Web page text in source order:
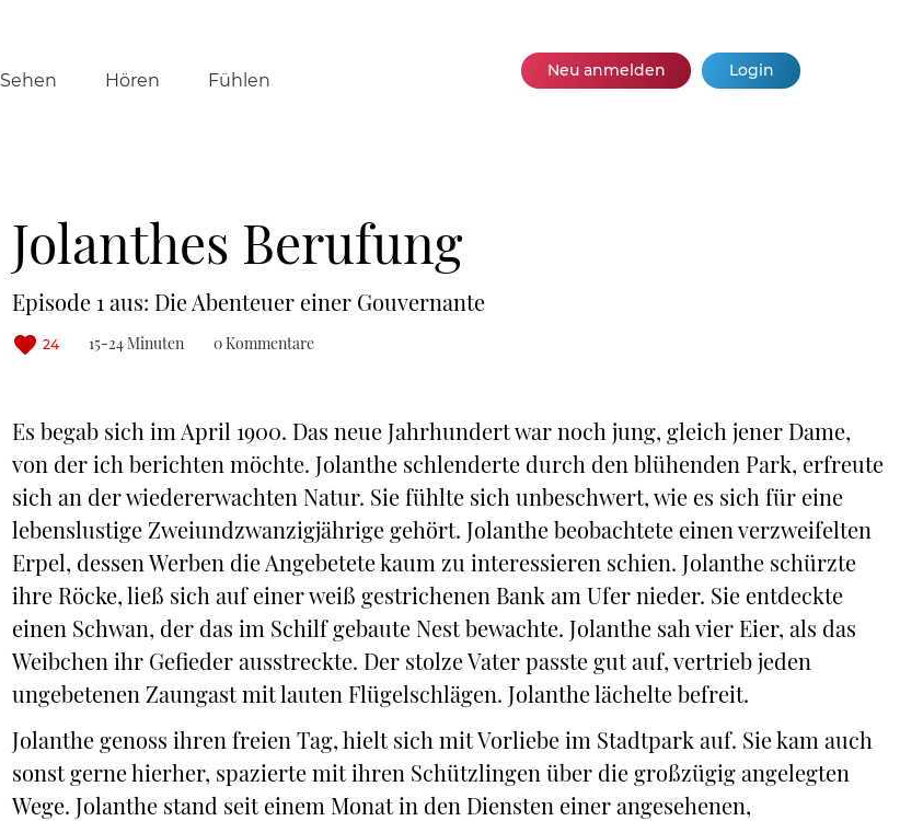
Sehen Hören Fühlen Neu anmelden Login
Jolanthes Berufung
Episode 1 aus: Die Abenteuer einer Gouvernante
24 15-24 Minuten 0 Kommentare
Es begab sich im April 1900. Das neue Jahrhundert war noch jung, gleich jener Dame,
von der ich berichten möchte. Jolanthe schlenderte durch den blühenden Park, erfreute
sich an der wiedererwachten Natur. Sie fühlte sich unbeschwert, wie es sich für eine
lebenslustige Zweiundzwanzigjährige gehört. Jolanthe beobachtete einen verzweifelten
Erpel, dessen Werben die Angebetete kaum zu interessieren schien. Jolanthe schürzte
ihre Röcke, ließ sich auf einer weiß gestrichenen Bank am Ufer nieder. Sie entdeckte
einen Schwan, der das im Schilf gebaute Nest bewachte. Jolanthe sah vier Eier, als das
Weibchen ihr Gefieder ausstreckte. Der stolze Vater passte gut auf, vertrieb jeden
ungebetenen Zaungast mit lauten Flügelschlägen. Jolanthe lächelte befreit.
Jolanthe genoss ihren freien Tag, hielt sich mit Vorliebe im Stadtpark auf. Sie kam auch
sonst gerne hierher, spazierte mit ihren Schützlingen über die großzügig angelegten
Wege. Jolanthe stand seit einem Monat in den Diensten einer angesehenen,